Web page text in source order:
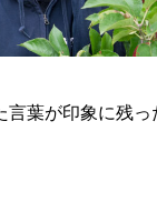
葉が印象に残っ